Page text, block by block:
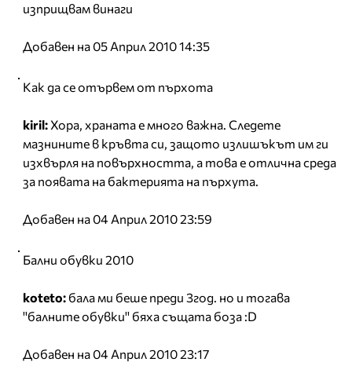
изприщвам винаги
Добавен на 05 Април 2010 14:35
Как да се отървем от пърхота
kiril:Хора, храната е много важна. Следете
мазнините в кръвта си, защото излишъкът им ги
изхвърля на повърхността, а това е отлична среда
за появата на бактерията на пърхута.
Добавен на 04 Април 2010 23:59
Бални обувки 2010
koteto: бала ми беше преди 3год. но и тогава
''балните обувки'' бяха същата боза :D
Добавен на 04 Април 2010 23:17